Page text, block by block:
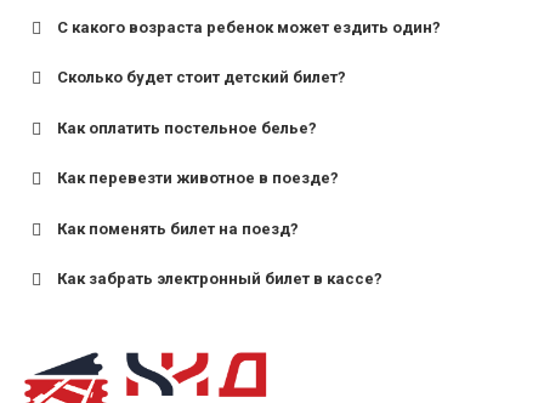
С какого возраста ребенок может ездить один?
для поездов дальнего следования — от 10 лет и
для пригородных поездов — от 7 лет.
Сколько будет стоит детский билет?
Как оплатить постельное белье?
Как перевезти животное в поезде?
Как поменять билет на поезд?
Как забрать электронный билет в кассе?
назвав кассиру 14-значный номер заказа;